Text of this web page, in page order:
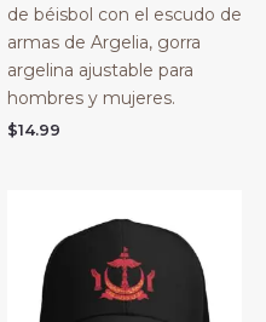
de béisbol con el escudo de
armas de Argelia, gorra
argelina ajustable para
hombres y mujeres.
$14.99